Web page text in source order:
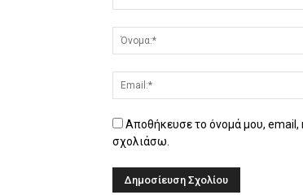
Αποθήκευσε το όνομά μου, email,
σχολιάσω.